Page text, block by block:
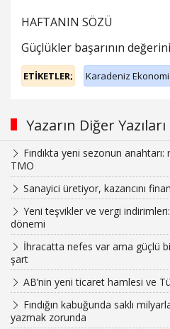
HAFTANIN SÖZÜ
Güçlükler başarının
ETİKETLER; Karadeniz Ekonomi
Yazarın Diğer Yazıları
Fındıkta yeni sezonun
TMO
Sanayici üretiyor, kazancını
Yeni teşvikler ve vergi
dönemi
İhracatta nefes var ama güçlü
şart
AB’nin yeni ticaret hamlesi ve
Fındığın kabuğunda saklı
yazmak zorunda